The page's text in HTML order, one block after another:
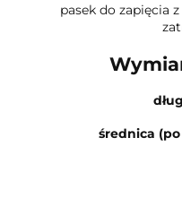
pasek do zapięcia
średnica (po